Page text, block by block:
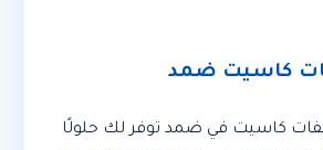
كاسيت ضمد
كاسيت في ضمد توفر لك حلولًا